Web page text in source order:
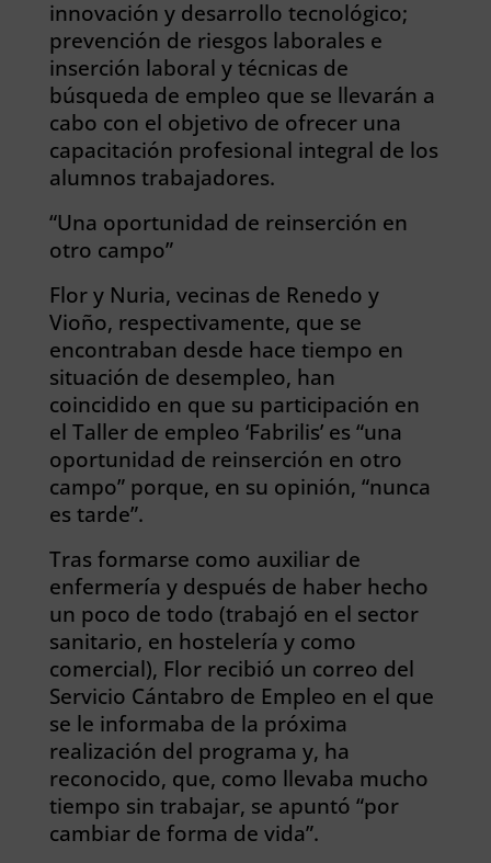
innovación y desarrollo tecnológico;
prevención de riesgos laborales e
inserción laboral y técnicas de
búsqueda de empleo que se llevarán a
cabo con el objetivo de ofrecer una
capacitación profesional integral de los
alumnos trabajadores.
“Una oportunidad de reinserción en
otro campo”
Flor y Nuria, vecinas de Renedo y
Vioño, respectivamente, que se
encontraban desde hace tiempo en
situación de desempleo, han
coincidido en que su participación en
el Taller de empleo ‘Fabrilis’ es “una
oportunidad de reinserción en otro
campo” porque, en su opinión, “nunca
es tarde”.
Tras formarse como auxiliar de
enfermería y después de haber hecho
un poco de todo (trabajó en el sector
sanitario, en hostelería y como
comercial), Flor recibió un correo del
Servicio Cántabro de Empleo en el que
se le informaba de la próxima
realización del programa y, ha
reconocido, que, como llevaba mucho
tiempo sin trabajar, se apuntó “por
cambiar de forma de vida”.